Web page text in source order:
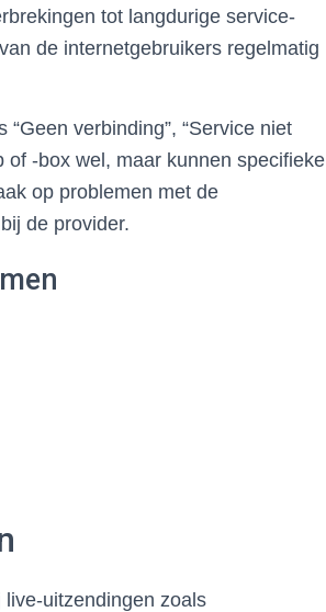
tot langdurige service-
de internetgebruikers regelmatig
verbinding”, “Service niet
of -box wel, maar kunnen specifieke
op problemen met de
de provider.
uitzendingen zoals